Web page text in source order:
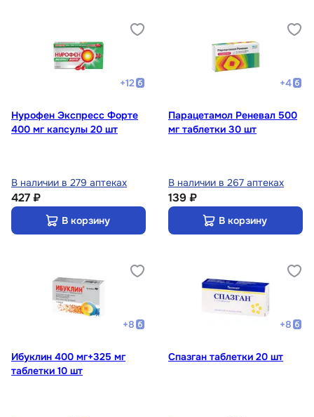
+12
Нурофен Экспресс Форте
400 мг капсулы 20 шт
В наличии в 279 аптеках
427 ₽
В корзину
+4
Парацетамол Реневал 500
мг таблетки 30 шт
В наличии в 267 аптеках
139 ₽
В корзину
+8
Ибуклин 400 мг+325 мг
таблетки 10 шт
+8
Спазган таблетки 20 шт